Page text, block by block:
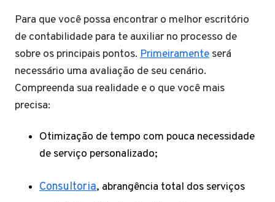
Para que você possa encontrar o melhor escritório
de contabilidade para te auxiliar no processo de
sobre os principais pontos. Primeiramente será
necessário uma avaliação de seu cenário.
Compreenda sua realidade e o que você mais
precisa:
Otimização de tempo com pouca necessidade
de serviço personalizado;
Consultoria, abrangência total dos serviços